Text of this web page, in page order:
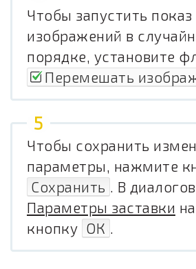
Чтобы запустить показ
изображений в
порядке, установите
Перемешать
Чтобы сохранить
параметры, нажмите
Сохранить . В
Параметры заставки
кнопку ОК .